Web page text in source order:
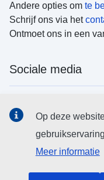
Andere opties om te
Schrijf ons via het
Ontmoet ons in een
Sociale media
EU-instellingen
Op deze
Meer informatie